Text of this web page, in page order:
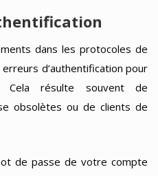
dans les protocoles de
d’authentification pour
Cela résulte souvent de
obsolètes ou de clients de
de passe de votre compte